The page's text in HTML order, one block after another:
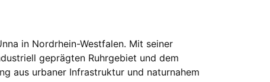
in Nordrhein-Westfalen. Mit seiner
geprägten Ruhrgebiet und dem
aus urbaner Infrastruktur und naturnahem